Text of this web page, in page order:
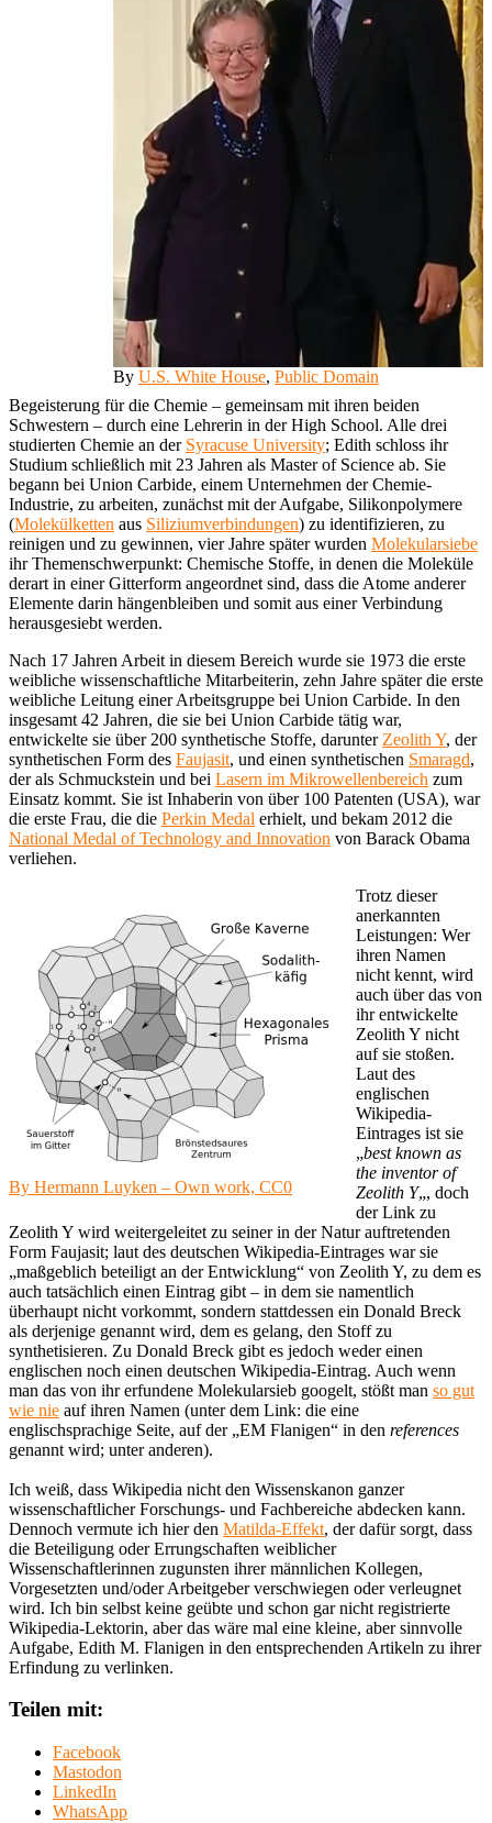
By U.S. White House, Public Domain
Begeisterung für die Chemie – gemeinsam mit ihren beiden
Schwestern – durch eine Lehrerin in der High School. Alle drei
studierten Chemie an der Syracuse University; Edith schloss ihr
Studium schließlich mit 23 Jahren als Master of Science ab. Sie
begann bei Union Carbide, einem Unternehmen der Chemie-
Industrie, zu arbeiten, zunächst mit der Aufgabe, Silikonpolymere
(Molekülketten aus Siliziumverbindungen) zu identifizieren, zu
reinigen und zu gewinnen, vier Jahre später wurden Molekularsiebe
ihr Themenschwerpunkt: Chemische Stoffe, in denen die Moleküle
derart in einer Gitterform angeordnet sind, dass die Atome anderer
Elemente darin hängenbleiben und somit aus einer Verbindung
herausgesiebt werden.
Nach 17 Jahren Arbeit in diesem Bereich wurde sie 1973 die erste
weibliche wissenschaftliche Mitarbeiterin, zehn Jahre später die erste
weibliche Leitung einer Arbeitsgruppe bei Union Carbide. In den
insgesamt 42 Jahren, die sie bei Union Carbide tätig war,
entwickelte sie über 200 synthetische Stoffe, darunter Zeolith Y, der
synthetischen Form des Faujasit, und einen synthetischen Smaragd,
der als Schmuckstein und bei Lasern im Mikrowellenbereich zum
Einsatz kommt. Sie ist Inhaberin von über 100 Patenten (USA), war
die erste Frau, die die Perkin Medal erhielt, und bekam 2012 die
National Medal of Technology and Innovation von Barack Obama
verliehen.
By Hermann Luyken – Own work, CC0
Trotz dieser
anerkannten
Leistungen: Wer
ihren Namen
nicht kennt, wird
auch über das von
ihr entwickelte
Zeolith Y nicht
auf sie stoßen.
Laut des
englischen
Wikipedia-
Eintrages ist sie
„best known as
the inventor of
Zeolith Y„, doch
der Link zu
Zeolith Y wird weitergeleitet zu seiner in der Natur auftretenden
Form Faujasit; laut des deutschen Wikipedia-Eintrages war sie
„maßgeblich beteiligt an der Entwicklung“ von Zeolith Y, zu dem es
auch tatsächlich einen Eintrag gibt – in dem sie namentlich
überhaupt nicht vorkommt, sondern stattdessen ein Donald Breck
als derjenige genannt wird, dem es gelang, den Stoff zu
synthetisieren. Zu Donald Breck gibt es jedoch weder einen
englischen noch einen deutschen Wikipedia-Eintrag. Auch wenn
man das von ihr erfundene Molekularsieb googelt, stößt man so gut
wie nie auf ihren Namen (unter dem Link: die eine
englischsprachige Seite, auf der „EM Flanigen“ in den references
genannt wird; unter anderen).
Ich weiß, dass Wikipedia nicht den Wissenskanon ganzer
wissenschaftlicher Forschungs- und Fachbereiche abdecken kann.
Dennoch vermute ich hier den Matilda-Effekt, der dafür sorgt, dass
die Beteiligung oder Errungschaften weiblicher
Wissenschaftlerinnen zugunsten ihrer männlichen Kollegen,
Vorgesetzten und/oder Arbeitgeber verschwiegen oder verleugnet
wird. Ich bin selbst keine geübte und schon gar nicht registrierte
Wikipedia-Lektorin, aber das wäre mal eine kleine, aber sinnvolle
Aufgabe, Edith M. Flanigen in den entsprechenden Artikeln zu ihrer
Erfindung zu verlinken.
Teilen mit:
Facebook
Mastodon
LinkedIn
WhatsApp